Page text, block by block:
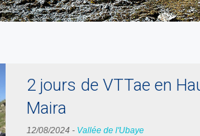
2 jours de VTTae en
Maira
12/08/2024 - Vallée de l'Ubaye